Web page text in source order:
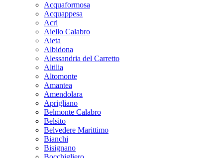
Acquaformosa
Acquappesa
Acri
Aiello Calabro
Aieta
Albidona
Alessandria del Carretto
Altilia
Altomonte
Amantea
Amendolara
Aprigliano
Belmonte Calabro
Belsito
Belvedere Marittimo
Bianchi
Bisignano